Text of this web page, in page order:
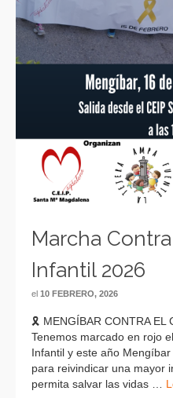
Marcha
Infantil 2026
el 10 FEBRERO, 2026
🎗 MENGÍBAR CONTRA EL
Tenemos marcado en rojo
Infantil y este año
para reivindicar una mayor
permita salvar las vidas …